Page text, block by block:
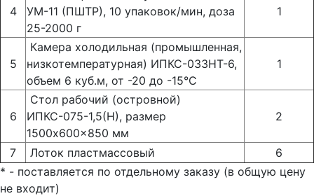
4
УМ-11 (ПШТР), 10 упаковок/мин, доза
25-2000 г
1
5
Камера холодильная (промышленная,
низкотемпературная) ИПКС-033НТ-6,
объем 6 куб.м, от -20 до -15°С
1
6
Стол рабочий (островной)
ИПКС-075-1,5(Н), размер
1500x600x850 мм
2
7 Лоток пластмассовый
6
* - поставляется по отдельному заказу (в общую цену
не входит)